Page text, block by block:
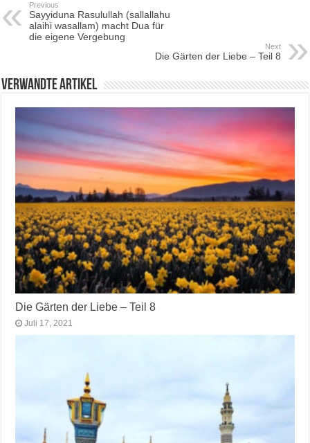
Previous
Sayyiduna Rasulullah (sallallahu
alaihi wasallam) macht Dua für
die eigene Vergebung
Next
Die Gärten der Liebe – Teil 8
Verwandte Artikel
Die Gärten der Liebe – Teil 8
Juli 17, 2021